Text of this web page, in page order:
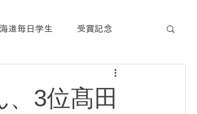
道毎日学生 受賞記念
、3位髙田